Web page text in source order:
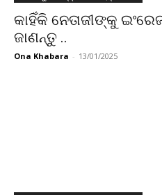
କାହିଁକି ନେତାଜୀଙ୍କୁ
ଜାଣନ୍ତୁ ..
Ona Khabara - 13/01/2025